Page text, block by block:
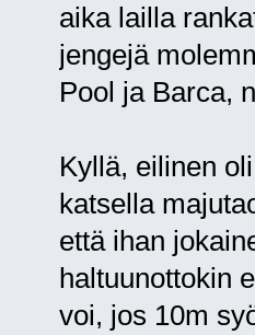
aika lailla
jengejä
Pool ja Barca,
Kyllä, eilinen
katsella
että ihan
haltuunottokin
voi, jos 10m